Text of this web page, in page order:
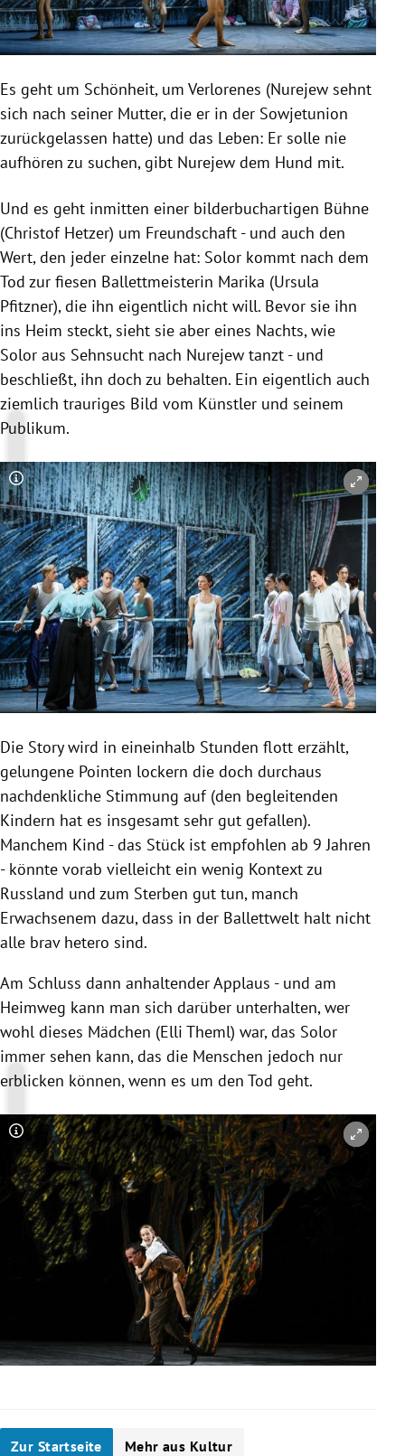
Es geht um Schönheit, um Verlorenes (Nurejew sehnt
sich nach seiner Mutter, die er in der Sowjetunion
zurückgelassen hatte) und das Leben: Er solle nie
aufhören zu suchen, gibt Nurejew dem Hund mit.
Und es geht inmitten einer bilderbuchartigen Bühne
(Christof Hetzer) um Freundschaft - und auch den
Wert, den jeder einzelne hat: Solor kommt nach dem
Tod zur fiesen Ballettmeisterin Marika (Ursula
Pfitzner), die ihn eigentlich nicht will. Bevor sie ihn
ins Heim steckt, sieht sie aber eines Nachts, wie
Solor aus Sehnsucht nach Nurejew tanzt - und
beschließt, ihn doch zu behalten. Ein eigentlich auch
ziemlich trauriges Bild vom Künstler und seinem
Publikum.
Copyright-Hinweis öffnen/schließen
Die Story wird in eineinhalb Stunden flott erzählt,
gelungene Pointen lockern die doch durchaus
nachdenkliche Stimmung auf (den begleitenden
Kindern hat es insgesamt sehr gut gefallen).
Manchem Kind - das Stück ist empfohlen ab 9 Jahren
- könnte vorab vielleicht ein wenig Kontext zu
Russland und zum Sterben gut tun, manch
Erwachsenem dazu, dass in der Ballettwelt halt nicht
alle brav hetero sind.
Am Schluss dann anhaltender Applaus - und am
Heimweg kann man sich darüber unterhalten, wer
wohl dieses Mädchen (Elli Theml) war, das Solor
immer sehen kann, das die Menschen jedoch nur
erblicken können, wenn es um den Tod geht.
Copyright-Hinweis öffnen/schließen
Zur Startseite Mehr aus Kultur